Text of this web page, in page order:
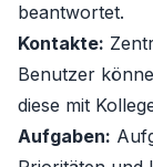
beantwortet.
Kontakte:
Benutzer
diese mit
Aufgaben: